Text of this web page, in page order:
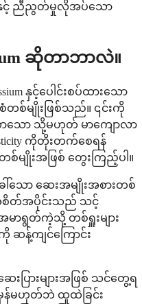
နှင့် ညီညွတ်မှုလိုအပ်သော
ဆိုတာဘာလဲ။
နှင့်ပေါင်းစပ်ထားသော
ပုံစံတစ်မျိုးဖြစ်သည်။ ၎င်းကို
ော သို့မဟုတ် မာကျောလာ
ကိုတိုးတက်စေရန်
မျိုးအဖြစ် တွေးကြည့်ပါ။
ါ်သော ဆေးအမျိုးအစားတစ်
အစိတ်အပိုင်းသည် သင့်
ာရွတ်ကဲ့သို့ တစ်ရှူးများ
န့်ကျင်ကြောင်း
ပြားများအဖြစ် သင်တွေ့ရ
မှန်မဟုတ်ဘဲ ထူထဲခြင်း